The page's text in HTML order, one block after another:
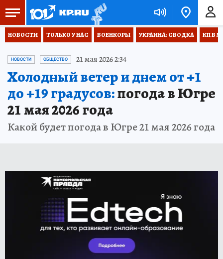
НОВОСТИ ТОЛЬКО У НАС ВОЕНКОРЫ УКРАИНА: СВОДКА КП В
НОВОСТИ ОБЩЕСТВО 21 мая 2026 2:34
Холодный ветер и днем от +1
до +19 градусов:погода в Югре
21 мая 2026 года
Какой будет погода в Югре 21 мая 2026 года